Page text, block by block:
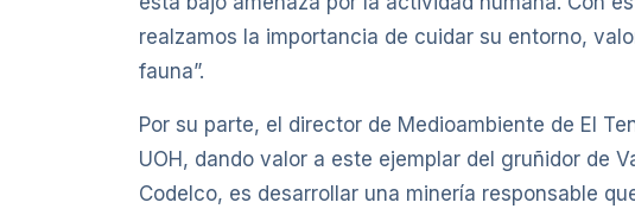
realzamos la importancia de cuidar su entorno,
fauna”.
Por su parte, el director de Medioambiente de El
UOH, dando valor a este ejemplar del gruñidor de
Codelco, es desarrollar una minería responsable